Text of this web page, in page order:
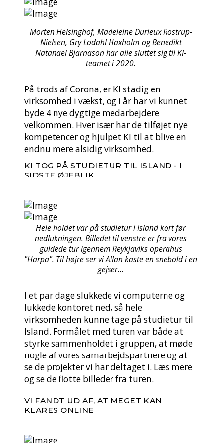
Morten Helsinghof, Madeleine Durieux Rostrup-
Nielsen, Gry Lodahl Haxholm og Benedikt
Natanael Bjarnason har alle sluttet sig til KI-
teamet i 2020.
På trods af Corona, er KI stadig en
virksomhed i vækst, og i år har vi kunnet
byde 4 nye dygtige medarbejdere
velkommen. Hver især har de tilføjet nye
kompetencer og hjulpet KI til at blive en
endnu mere alsidig virksomhed.
KI TOG PÅ STUDIETUR TIL ISLAND - I
SIDSTE ØJEBLIK
Hele holdet var på studietur i Island kort før
nedlukningen. Billedet til venstre er fra vores
guidede tur igennem Reykjaviks operahus
"Harpa". Til højre ser vi Allan kaste en snebold i en
gejser...
I et par dage slukkede vi computerne og
lukkede kontoret ned, så hele
virksomheden kunne tage på studietur til
Island. Formålet med turen var både at
styrke sammenholdet i gruppen, at møde
nogle af vores samarbejdspartnere og at
se de projekter vi har deltaget i. Læs mere
og se de flotte billeder fra turen.
VI FANDT UD AF, AT MEGET KAN
KLARES ONLINE